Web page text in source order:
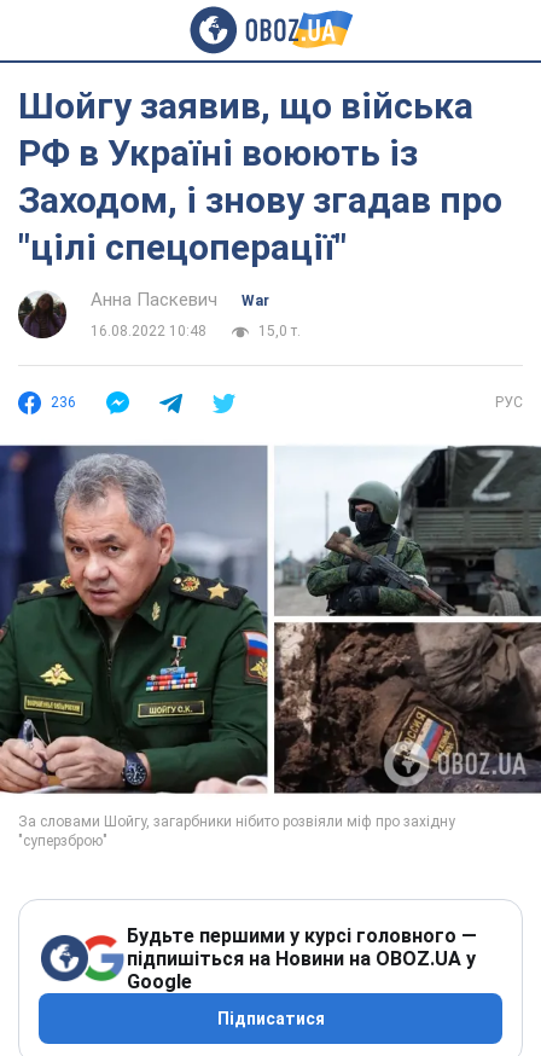
Шойгу заявив, що війська
РФ в Україні воюють із
Заходом, і знову згадав про
"цілі спецоперації"
Анна Паскевич
War
16.08.2022 10:48
15,0 т.
236 РУС
Будьте першими у курсі головного —
підпишіться на Новини на OBOZ.UA у
Google
Підписатися